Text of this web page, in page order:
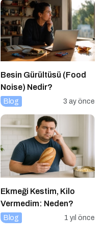
Besin Gürültüsü (Food
Noise) Nedir?
Blog 3 ay önce
Ekmeği Kestim, Kilo
Vermedim: Neden?
Blog 1 yıl önce